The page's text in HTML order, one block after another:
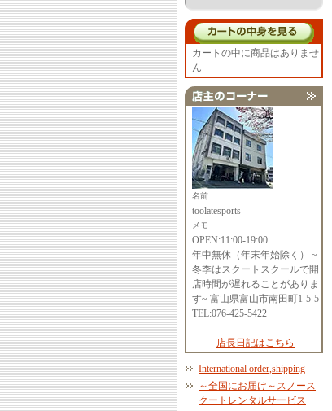
カートの中に商品はありませ
ん
名前
toolatesports
メモ
OPEN:11:00-19:00
年中無休（年末年始除く） ~
冬季はスクートスクールで開
店時間が遅れることがありま
す~ 富山県富山市南田町1-5-5
TEL:076-425-5422
店長日記はこちら
International order,shipping
～全国にお届け～スノース
クートレンタルサービス